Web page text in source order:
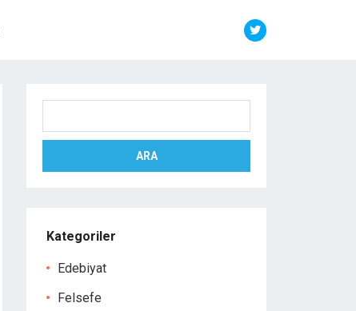
ARA
Kategoriler
Edebiyat
Felsefe